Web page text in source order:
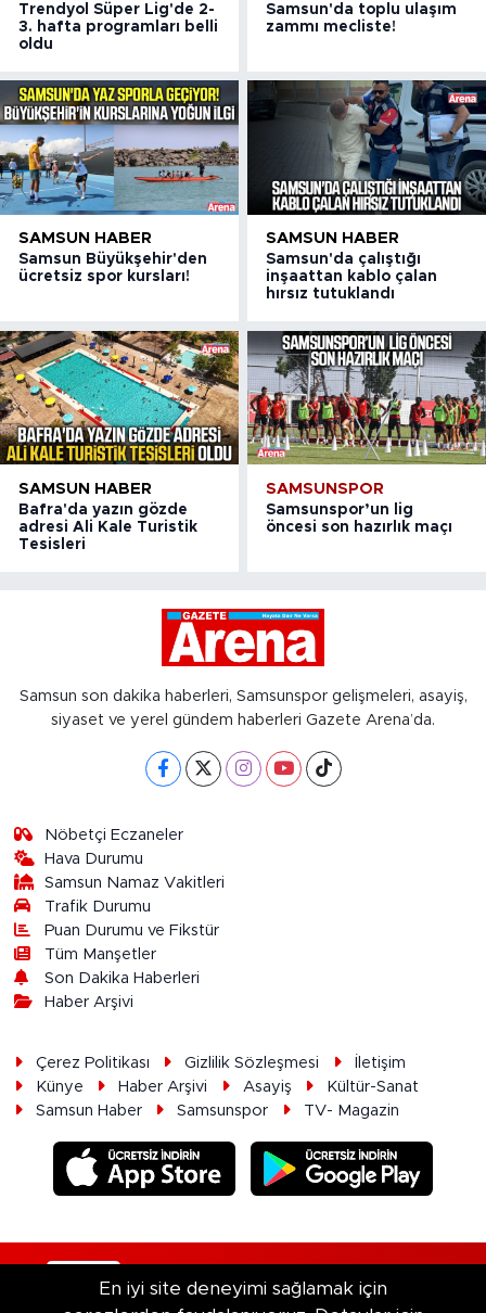
Trendyol Süper Lig'de 2-
3. hafta programları belli
oldu
Samsun'da toplu ulaşım
zammı mecliste!
SAMSUN HABER
Samsun Büyükşehir'den
ücretsiz spor kursları!
SAMSUN HABER
Samsun'da çalıştığı
inşaattan kablo çalan
hırsız tutuklandı
SAMSUN HABER
Bafra'da yazın gözde
adresi Ali Kale Turistik
Tesisleri
SAMSUNSPOR
Samsunspor’un lig
öncesi son hazırlık maçı
Samsun son dakika haberleri, Samsunspor gelişmeleri, asayiş,
siyaset ve yerel gündem haberleri Gazete Arena’da.
Nöbetçi Eczaneler
Hava Durumu
Samsun Namaz Vakitleri
Trafik Durumu
Puan Durumu ve Fikstür
Tüm Manşetler
Son Dakika Haberleri
Haber Arşivi
Çerez Politikası Gizlilik Sözleşmesi
İletişim
Künye
Haber Arşivi Asayiş
Kültür-Sanat
Samsun Haber
Samsunspor TV- Magazin
En iyi site deneyimi sağlamak için